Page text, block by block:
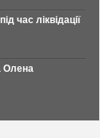
час ліквідації
Олена